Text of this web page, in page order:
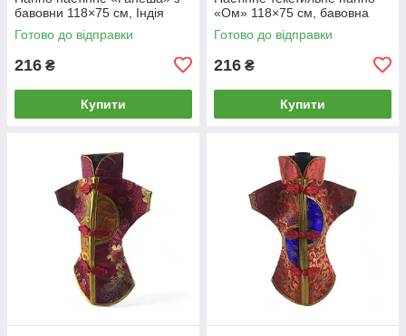
бавовни 118×75 см, Індія
Готово до відправки
216 ₴
Купити
«Ом» 118×75 см, бавовна
Готово до відправки
216 ₴
Купити